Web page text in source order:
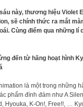
này, thương hiệu Violet
sẽ chính thức ra mắt
Cùng điểm qua những lí
đến từ hãng hoạt hình
là một trong những
phẩm đình đám như A
Hyouka, K-On!, Free!!, …